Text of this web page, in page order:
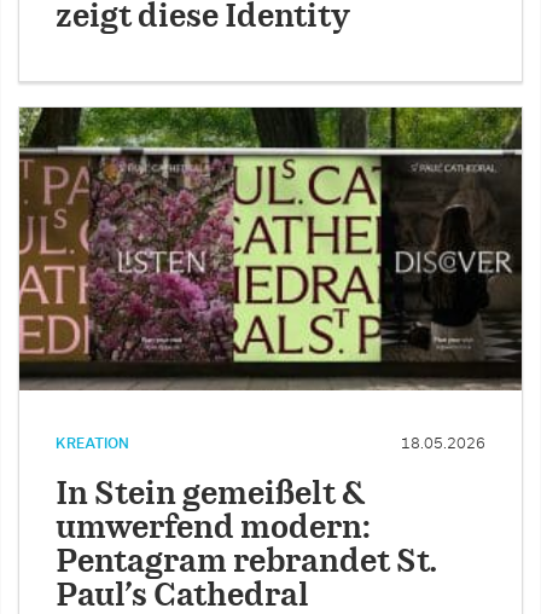
zeigt diese Identity
KREATION 18.05.2026
In Stein gemeißelt &
umwerfend modern:
Pentagram rebrandet St.
Paul’s Cathedral